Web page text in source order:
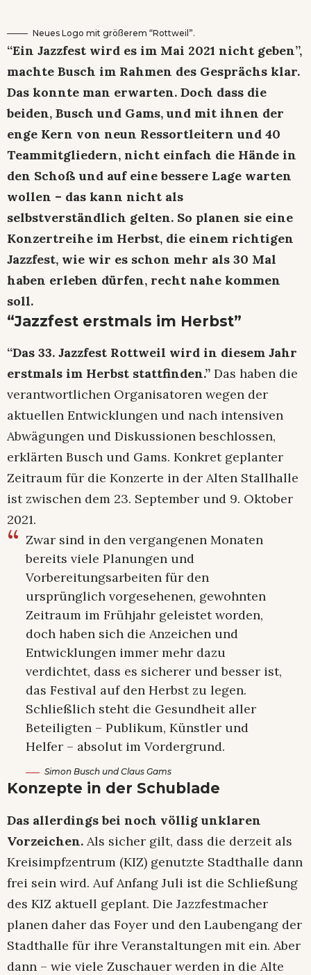
Neues Logo mit größerem “Rottweil”.
“Ein Jazzfest wird es im Mai 2021 nicht geben”,
machte Busch im Rahmen des Gesprächs klar.
Das konnte man erwarten. Doch dass die
beiden, Busch und Gams, und mit ihnen der
enge Kern von neun Ressortleitern und 40
Teammitgliedern, nicht einfach die Hände in
den Schoß und auf eine bessere Lage warten
wollen – das kann nicht als
selbstverständlich gelten. So planen sie eine
Konzertreihe im Herbst, die einem richtigen
Jazzfest, wie wir es schon mehr als 30 Mal
haben erleben dürfen, recht nahe kommen
soll.
“Jazzfest erstmals im Herbst”
“Das 33. Jazzfest Rottweil wird in diesem Jahr
erstmals im Herbst stattfinden.” Das haben die
verantwortlichen Organisatoren wegen der
aktuellen Entwicklungen und nach intensiven
Abwägungen und Diskussionen beschlossen,
erklärten Busch und Gams. Konkret geplanter
Zeitraum für die Konzerte in der Alten Stallhalle
ist zwischen dem 23. September und 9. Oktober
2021.
Zwar sind in den vergangenen Monaten
bereits viele Planungen und
Vorbereitungsarbeiten für den
ursprünglich vorgesehenen, gewohnten
Zeitraum im Frühjahr geleistet worden,
doch haben sich die Anzeichen und
Entwicklungen immer mehr dazu
verdichtet, dass es sicherer und besser ist,
das Festival auf den Herbst zu legen.
Schließlich steht die Gesundheit aller
Beteiligten – Publikum, Künstler und
Helfer – absolut im Vordergrund.
Simon Busch und Claus Gams
Konzepte in der Schublade
Das allerdings bei noch völlig unklaren
Vorzeichen. Als sicher gilt, dass die derzeit als
Kreisimpfzentrum (KIZ) genutzte Stadthalle dann
frei sein wird. Auf Anfang Juli ist die Schließung
des KIZ aktuell geplant. Die Jazzfestmacher
planen daher das Foyer und den Laubengang der
Stadthalle für ihre Veranstaltungen mit ein. Aber
dann – wie viele Zuschauer werden in die Alte